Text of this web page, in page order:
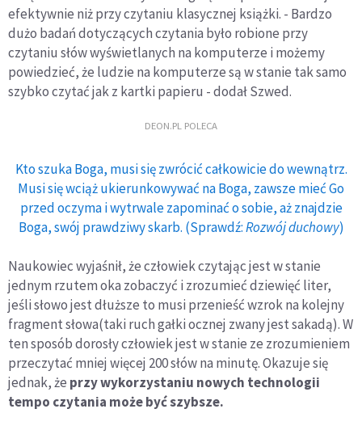
efektywnie niż przy czytaniu klasycznej książki. - Bardzo
dużo badań dotyczących czytania było robione przy
czytaniu słów wyświetlanych na komputerze i możemy
powiedzieć, że ludzie na komputerze są w stanie tak samo
szybko czytać jak z kartki papieru - dodał Szwed.
DEON.PL POLECA
Kto szuka Boga, musi się zwrócić całkowicie do wewnątrz.
Musi się wciąż ukierunkowywać na Boga, zawsze mieć Go
przed oczyma i wytrwale zapominać o sobie, aż znajdzie
Boga, swój prawdziwy skarb. (Sprawdź:Rozwój duchowy)
Naukowiec wyjaśnił, że człowiek czytając jest w stanie
jednym rzutem oka zobaczyć i zrozumieć dziewięć liter,
jeśli słowo jest dłuższe to musi przenieść wzrok na kolejny
fragment słowa(taki ruch gałki ocznej zwany jest sakadą). W
ten sposób dorosły człowiek jest w stanie ze zrozumieniem
przeczytać mniej więcej 200 słów na minutę. Okazuje się
jednak, że przy wykorzystaniu nowych technologii
tempo czytania może być szybsze.